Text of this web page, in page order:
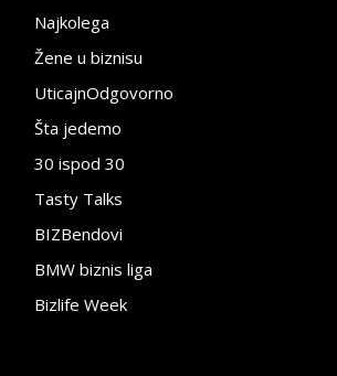
Najkolega
Žene u biznisu
UticajnOdgovorno
Šta jedemo
30 ispod 30
Tasty Talks
BIZBendovi
BMW biznis liga
Bizlife Week